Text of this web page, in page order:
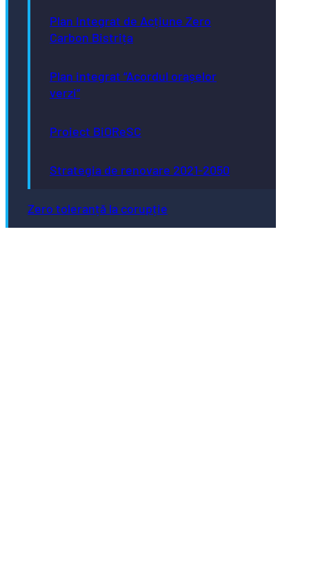
Plan Integrat de Acțiune Zero
Carbon Bistrița
Plan integrat “Acordul orașelor
verzi”
Proiect BiOReSC
Strategia de renovare 2021-2050
Zero toleranță la corupție